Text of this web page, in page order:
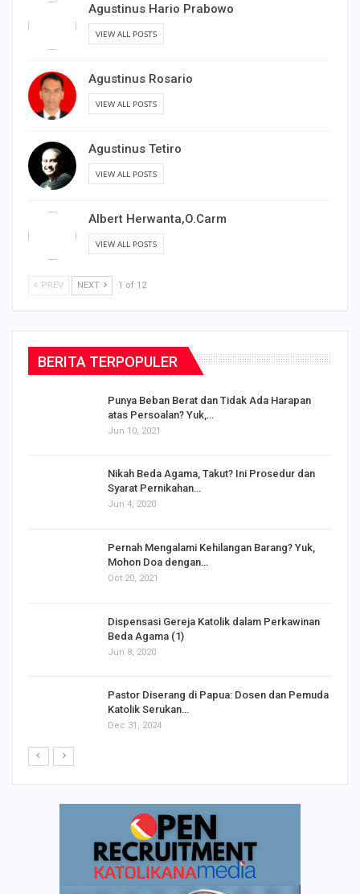
Agustinus Hario Prabowo
VIEW ALL POSTS
Agustinus Rosario
VIEW ALL POSTS
Agustinus Tetiro
VIEW ALL POSTS
Albert Herwanta,O.Carm
VIEW ALL POSTS
PREV NEXT 1 of 12
BERITA TERPOPULER
Punya Beban Berat dan Tidak Ada Harapan
atas Persoalan? Yuk,…
Jun 10, 2021
Nikah Beda Agama, Takut? Ini Prosedur dan
Syarat Pernikahan…
Jun 4, 2020
Pernah Mengalami Kehilangan Barang? Yuk,
Mohon Doa dengan…
Oct 20, 2021
Dispensasi Gereja Katolik dalam Perkawinan
Beda Agama (1)
Jun 8, 2020
Pastor Diserang di Papua: Dosen dan Pemuda
Katolik Serukan…
Dec 31, 2024